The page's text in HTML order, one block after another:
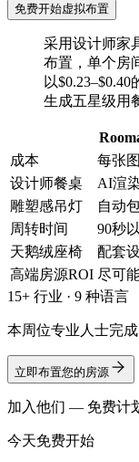
免费开始虚拟布置
采用设计师家
布置，单个房
以
生成五星级用
成本
每张
设计师餐桌
AI渲
雕塑感吊灯
自动
周转时间
90秒
天鹅绒座椅
配套
高端房源ROI 尽可
15+ 行业 · 9 种语言
本周位专业人士完成
立即布置您的房源
加入他们 — 免费计
今天免费开始